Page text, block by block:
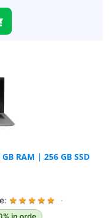
RAM | 256 GB SSD
★ ★ ★ ★ ★
·